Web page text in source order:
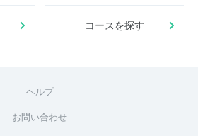
コースを探す
ヘルプ
お問い合わせ